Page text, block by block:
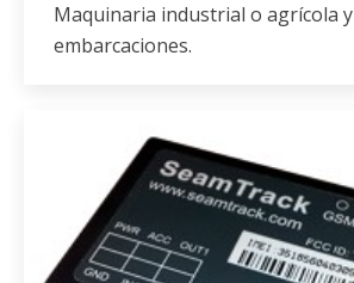
Maquinaria industrial o agrícola y
embarcaciones.